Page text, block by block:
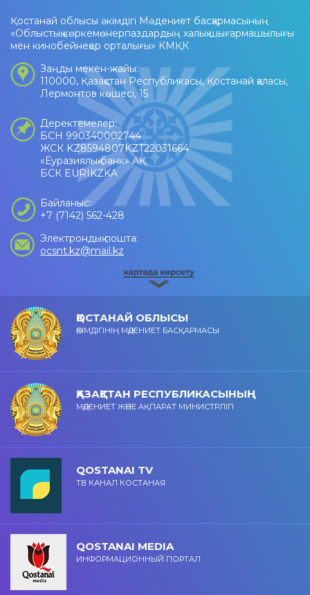
Қостанай облысы әкімдігі Мәдениет басқармасының
«Облыстық көркемөнерпаздардың халық шығармашылығы
мен кинобейнеқор орталығы» КМҚК
Заңды мекен-жайы:
110000, Қазақстан Республикасы, Қостанай қаласы,
Лермонтов көшесі, 15
Деректемелер:
БСН 990340002744
ЖСК KZ8594807KZT22031664
«Еуразиялық банк» АҚ
БСК EURIKZKA
Байланыс:
+7 (7142) 562-428
Электрондық пошта:
ocsnt.kz@mail.kz
ҚОСТАНАЙ ОБЛЫСЫ
ӘКІМДІГІНІҢ МӘДЕНИЕТ БАСҚАРМАСЫ
ҚАЗАҚСТАН РЕСПУБЛИКАСЫНЫҢ
МӘДЕНИЕТ ЖӘНЕ АҚПАРАТ МИНИСТРЛІГІ
QOSTANAI TV
ТВ КАНАЛ КОСТАНАЯ
QOSTANAI MEDIA
ИНФОРМАЦИОННЫЙ ПОРТАЛ